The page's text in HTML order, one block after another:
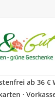
ab 36 €
·